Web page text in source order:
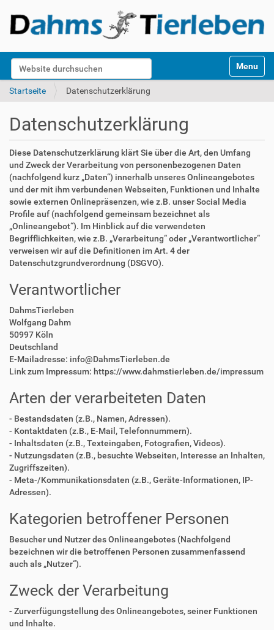
Website durchsuchen
k
Toggle
Startseite Datenschutzerklärung
Datenschutzerklärung
Diese Datenschutzerklärung klärt Sie über die Art, den Umfang
und Zweck der Verarbeitung von personenbezogenen Daten
(nachfolgend kurz „Daten“) innerhalb unseres Onlineangebotes
und der mit ihm verbundenen Webseiten, Funktionen und Inhalte
sowie externen Onlinepräsenzen, wie z.B. unser Social Media
Profile auf (nachfolgend gemeinsam bezeichnet als
„Onlineangebot“). Im Hinblick auf die verwendeten
Begrifflichkeiten, wie z.B. „Verarbeitung“ oder „Verantwortlicher“
verweisen wir auf die Definitionen im Art. 4 der
Datenschutzgrundverordnung (DSGVO).
Verantwortlicher
DahmsTierleben
Wolfgang Dahm
50997 Köln
Deutschland
E-Mailadresse: info@DahmsTierleben.de
Link zum Impressum: https://www.dahmstierleben.de/impressum
Arten der verarbeiteten Daten
- Bestandsdaten (z.B., Namen, Adressen).
- Kontaktdaten (z.B., E-Mail, Telefonnummern).
- Inhaltsdaten (z.B., Texteingaben, Fotografien, Videos).
- Nutzungsdaten (z.B., besuchte Webseiten, Interesse an Inhalten,
Zugriffszeiten).
- Meta-/Kommunikationsdaten (z.B., Geräte-Informationen, IP-
Adressen).
Kategorien betroffener Personen
Besucher und Nutzer des Onlineangebotes (Nachfolgend
bezeichnen wir die betroffenen Personen zusammenfassend
auch als „Nutzer“).
Zweck der Verarbeitung
- Zurverfügungstellung des Onlineangebotes, seiner Funktionen
und Inhalte.